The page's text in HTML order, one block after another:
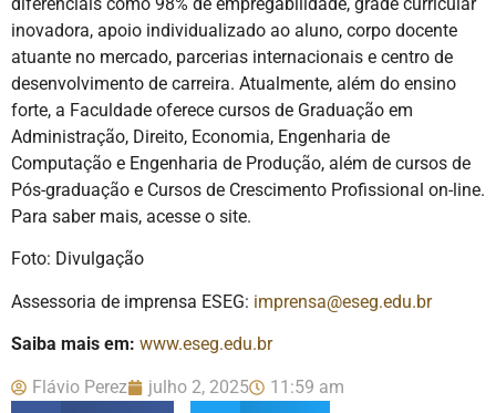
inovadora, apoio individualizado ao aluno, corpo docente
atuante no mercado, parcerias internacionais e centro de
desenvolvimento de carreira. Atualmente, além do ensino
forte, a Faculdade oferece cursos de Graduação em
Administração, Direito, Economia, Engenharia de
Computação e Engenharia de Produção, além de cursos de
Pós-graduação e Cursos de Crescimento Profissional on-line.
Para saber mais, acesse o site.
Foto: Divulgação
Assessoria de imprensa ESEG: imprensa@eseg.edu.br
Saiba mais em: www.eseg.edu.br
Flávio Perez julho 2, 2025
11:59 am